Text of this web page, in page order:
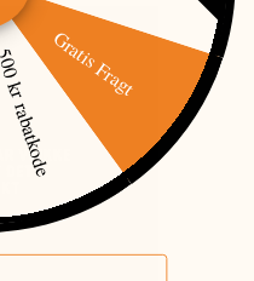
Gratis Fragt
500 kr rabatkode